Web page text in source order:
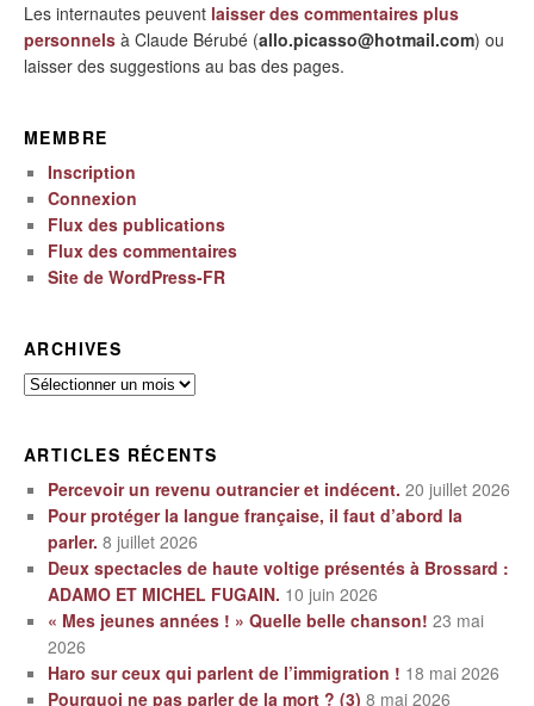
Les internautes peuvent laisser des commentaires plus
personnels à Claude Bérubé (allo.picasso@hotmail.com) ou
laisser des suggestions au bas des pages.
MEMBRE
Inscription
Connexion
Flux des publications
Flux des commentaires
Site de WordPress-FR
ARCHIVES
Archives
ARTICLES RÉCENTS
Percevoir un revenu outrancier et indécent. 20 juillet 2026
Pour protéger la langue française, il faut d’abord la
parler. 8 juillet 2026
Deux spectacles de haute voltige présentés à Brossard :
ADAMO ET MICHEL FUGAIN. 10 juin 2026
« Mes jeunes années ! » Quelle belle chanson! 23 mai
2026
Haro sur ceux qui parlent de l’immigration ! 18 mai 2026
Pourquoi ne pas parler de la mort ? (3) 8 mai 2026